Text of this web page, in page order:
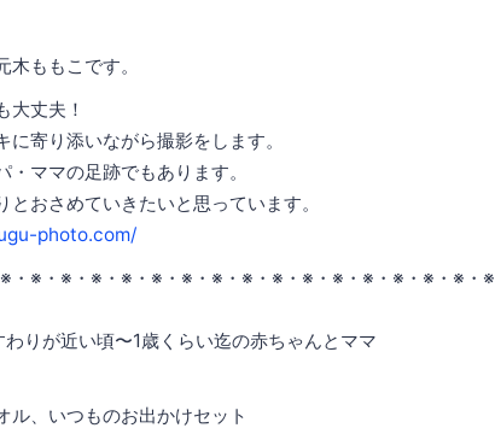
ももこです。
大丈夫！
に寄り添いながら撮影をします。
・ママの足跡でもあります。
とおさめていきたいと思っています。
photo.com/
・※・※・※・※・※・※・※・※・※・※・※・※・※・※・※・※
りが近い頃〜1歳くらい迄の赤ちゃんとママ
ル、いつものお出かけセット